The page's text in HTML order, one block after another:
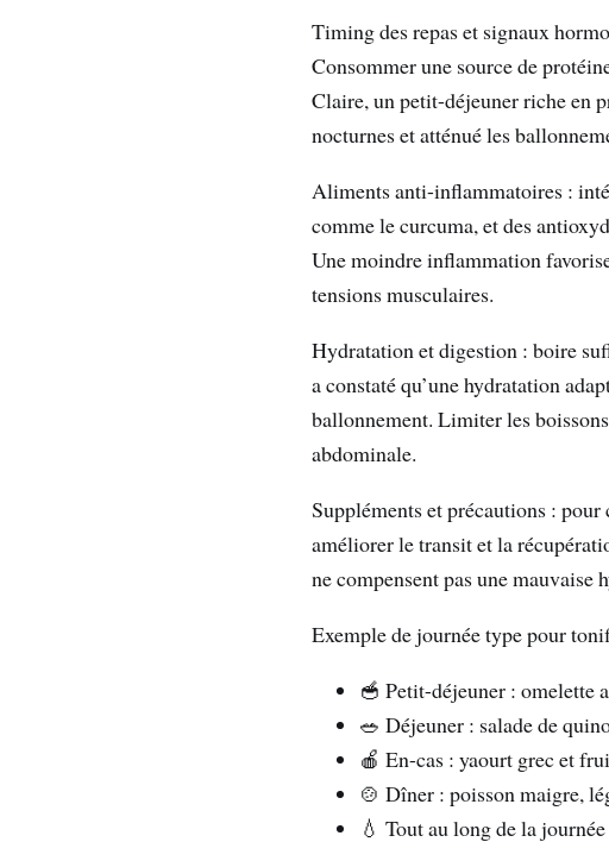
Timing des repas et signaux
Consommer une source de
Claire, un petit-déjeuner riche en
nocturnes et atténué les
Aliments anti-inflammatoires :
comme le curcuma, et des
Une moindre inflammation
tensions musculaires.
Hydratation et digestion : boire
a constaté qu’une hydratation
ballonnement. Limiter les
abdominale.
Suppléments et précautions :
améliorer le transit et la
ne compensent pas une mauvaise
Exemple de journée type pour
🥣 Petit-déjeuner : omelette
🥗 Déjeuner : salade de
🍎 En-cas : yaourt grec et
🍲 Dîner : poisson maigre,
💧 Tout au long de la